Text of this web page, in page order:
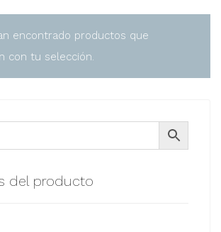
encontrado productos que
con tu selección.
del producto